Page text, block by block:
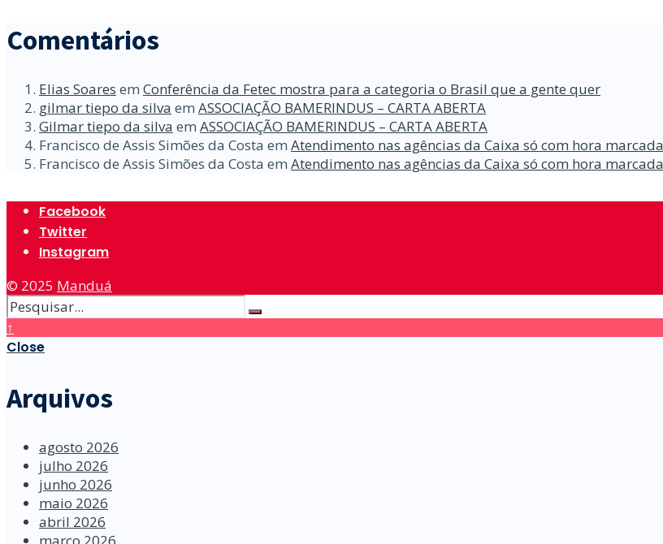
Comentários
Elias Soares em Conferência da Fetec mostra para a categoria o Brasil que a gente quer
gilmar tiepo da silva em ASSOCIAÇÃO BAMERINDUS – CARTA ABERTA
Gilmar tiepo da silva em ASSOCIAÇÃO BAMERINDUS – CARTA ABERTA
Francisco de Assis Simões da Costa em Atendimento nas agências da Caixa só com hora marcada
Francisco de Assis Simões da Costa em Atendimento nas agências da Caixa só com hora marcada
Facebook
Twitter
Instagram
© 2025 Manduá
↑
Close
Arquivos
agosto 2026
julho 2026
junho 2026
maio 2026
abril 2026
março 2026